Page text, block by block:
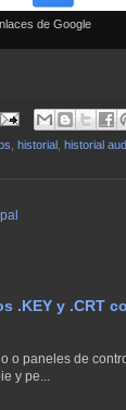
de Google
historial historial
.KEY y .CRT
o paneles de
y pe...